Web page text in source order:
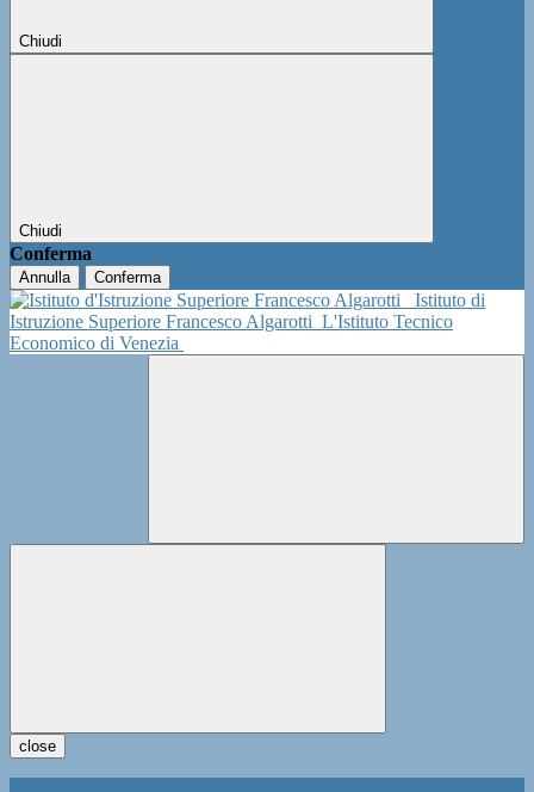
Chiudi
Chiudi
Conferma
Annulla Conferma
Istituto di
Istruzione Superiore Francesco Algarotti L'Istituto Tecnico
Economico di Venezia
close